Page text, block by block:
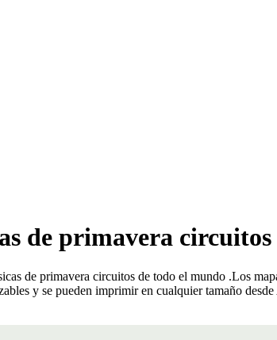
de primavera circuitos
de primavera circuitos de todo el mundo .Los
y se pueden imprimir en cualquier tamaño